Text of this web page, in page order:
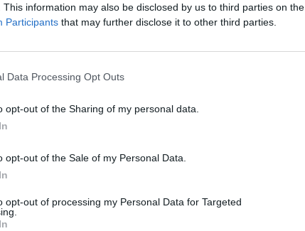
This information may also be disclosed by us to third parties on the
Participants that may further disclose it to other third parties.
Data Processing Opt Outs
opt-out of the Sharing of my personal data.
opt-out of the Sale of my Personal Data.
opt-out of processing my Personal Data for Targeted
pel granSherlock Holmes,Arthur Conan
per a la posteritat: un terç del talent es troba a
fins a un 7% de la població britànica. D'això ja
Enric Fernández, tot apunta cap a les
tenen un grau d'urbanització més alt i les
laborals més eficients". l no és només una
empreses, treballadors i clients o baixos costos